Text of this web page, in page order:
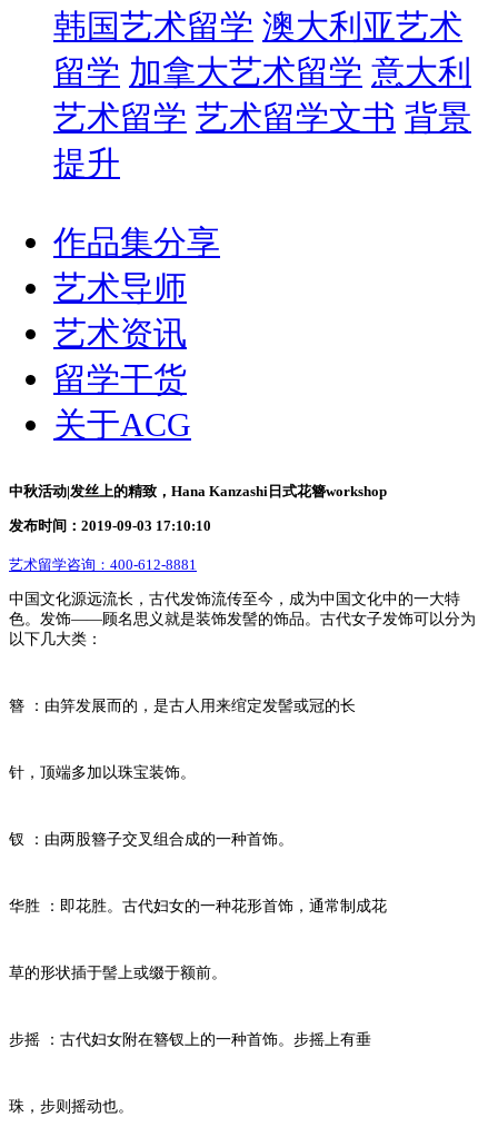
韩国艺术留学 澳大利亚艺术
留学 加拿大艺术留学 意大利
艺术留学 艺术留学文书 背景
提升
作品集分享
艺术导师
艺术资讯
留学干货
关于ACG
中秋活动|发丝上的精致，Hana Kanzashi日式花簪workshop
发布时间：2019-09-03 17:10:10
艺术留学咨询： 400-612-8881
中国文化源远流长，古代发饰流传至今，成为中国文化中的一大特
色。发饰——顾名思义就是装饰发髻的饰品。古代女子发饰可以分为
以下几大类：
簪 ：由笄发展而的，是古人用来绾定发髻或冠的长
针，顶端多加以珠宝装饰。
钗 ：由两股簪子交叉组合成的一种首饰。
华胜 ：即花胜。古代妇女的一种花形首饰，通常制成花
草的形状插于髻上或缀于额前。
步摇 ：古代妇女附在簪钗上的一种首饰。步摇上有垂
珠，步则摇动也。